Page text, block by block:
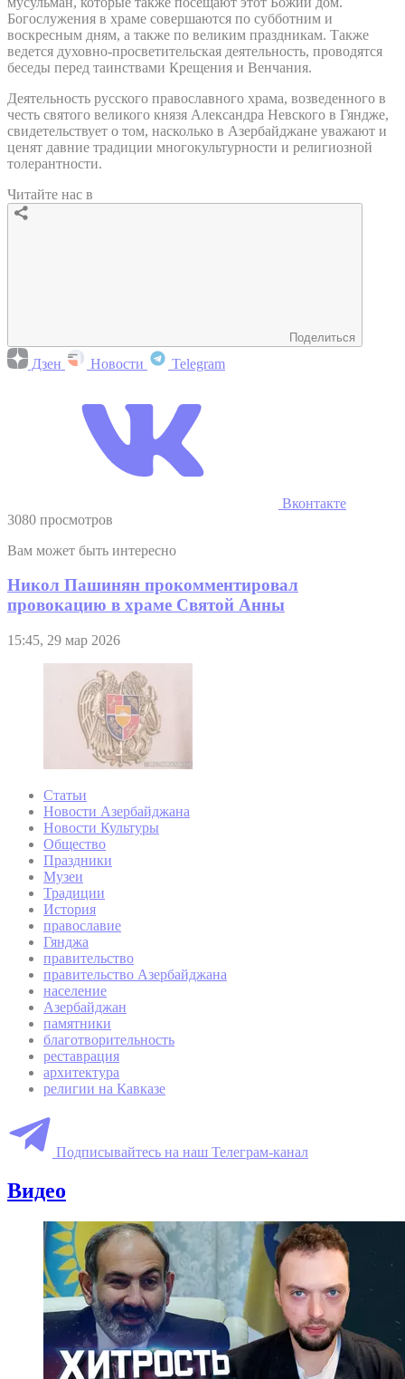
Богослужения в храме совершаются по субботним и
воскресным дням, а также по великим праздникам. Также
ведется духовно-просветительская деятельность, проводятся
беседы перед таинствами Крещения и Венчания.
Деятельность русского православного храма, возведенного в
честь святого великого князя Александра Невского в Гяндже,
свидетельствует о том, насколько в Азербайджане уважают и
ценят давние традиции многокультурности и религиозной
толерантности.
Читайте нас в
Поделиться
Дзен Новости Telegram
Вконтакте
3080 просмотров
Вам может быть интересно
Никол Пашинян прокомментировал
провокацию в храме Святой Анны
15:45, 29 мар 2026
Статьи
Новости Азербайджана
Новости Культуры
Общество
Праздники
Музеи
Традиции
История
православие
Гянджа
правительство
правительство Азербайджана
население
Азербайджан
памятники
благотворительность
реставрация
архитектура
религии на Кавказе
Подписывайтесь на наш Телеграм-канал
Видео